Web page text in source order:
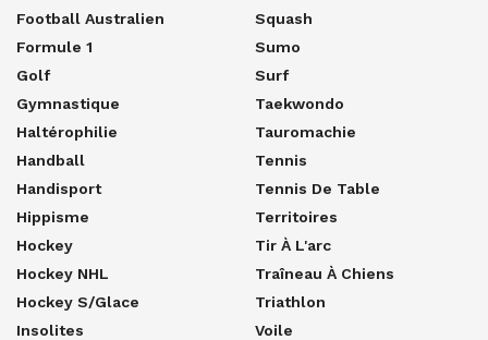
Football Australien
Formule 1
Golf
Gymnastique
Haltérophilie
Handball
Handisport
Hippisme
Hockey
Hockey NHL
Hockey S/glace
Insolites
Squash
Sumo
Surf
Taekwondo
Tauromachie
Tennis
Tennis De Table
Territoires
Tir À L'arc
Traîneau À Chiens
Triathlon
Voile